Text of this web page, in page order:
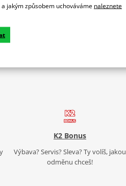
K2 Bonus
Výbava? Servis? Sleva? Ty volíš, jakou
odměnu chceš!
jakým způsobem uchováváme naleznete